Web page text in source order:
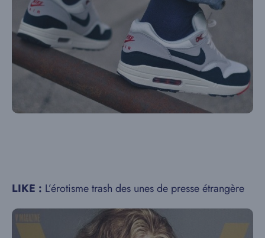
LIKE : L’érotisme trash des unes de presse étrangère